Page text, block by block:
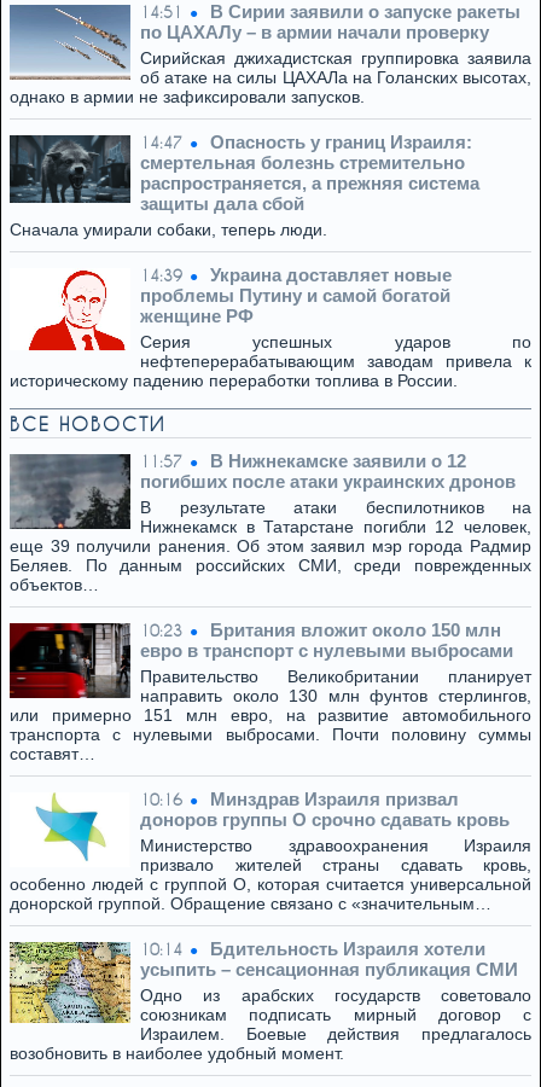
14:51
В Сирии заявили о запуске ракеты
по ЦАХАЛу – в армии начали проверку
Сирийская джихадистская группировка заявила
об атаке на силы ЦАХАЛа на Голанских высотах,
однако в армии не зафиксировали запусков.
14:47
Опасность у границ Израиля:
смертельная болезнь стремительно
распространяется, а прежняя система
защиты дала сбой
Сначала умирали собаки, теперь люди.
14:39
Украина доставляет новые
проблемы Путину и самой богатой
женщине РФ
Серия успешных ударов по
нефтеперерабатывающим заводам привела к
историческому падению переработки топлива в России.
ВСЕ НОВОСТИ
11:57
В Нижнекамске заявили о 12
погибших после атаки украинских дронов
В результате атаки беспилотников на
Нижнекамск в Татарстане погибли 12 человек,
еще 39 получили ранения. Об этом заявил мэр города Радмир
Беляев. По данным российских СМИ, среди поврежденных
объектов…
10:23
Британия вложит около 150 млн
евро в транспорт с нулевыми выбросами
Правительство Великобритании планирует
направить около 130 млн фунтов стерлингов,
или примерно 151 млн евро, на развитие автомобильного
транспорта с нулевыми выбросами. Почти половину суммы
составят…
10:16
Минздрав Израиля призвал
доноров группы O срочно сдавать кровь
Министерство здравоохранения Израиля
призвало жителей страны сдавать кровь,
особенно людей с группой O, которая считается универсальной
донорской группой. Обращение связано с «значительным…
10:14
Бдительность Израиля хотели
усыпить – сенсационная публикация СМИ
Одно из арабских государств советовало
союзникам подписать мирный договор с
Израилем. Боевые действия предлагалось
возобновить в наиболее удобный момент.